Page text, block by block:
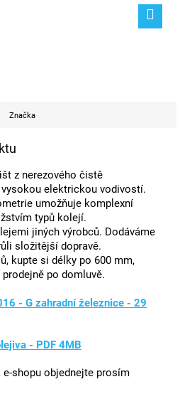
Značka
z nerezového čistě
elektrickou vodivostí.
umožňuje komplexní
typů kolejí.
jiných výrobců. Dodáváme
složitější dopravě.
kupte si délky po 600 mm,
po domluvě.
- G zahradní železnice - 29
- PDF 4MB
shopu objednejte prosím